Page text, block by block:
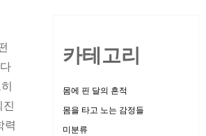
력
카테고리
몸에 핀 달의 흔적
몸을 타고 노는 감정들
미분류